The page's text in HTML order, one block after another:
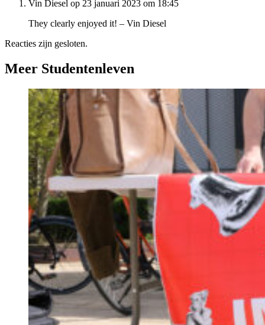
Vin Diesel op 23 januari 2023 om 18:45
They clearly enjoyed it! – Vin Diesel
Reacties zijn gesloten.
Meer Studentenleven